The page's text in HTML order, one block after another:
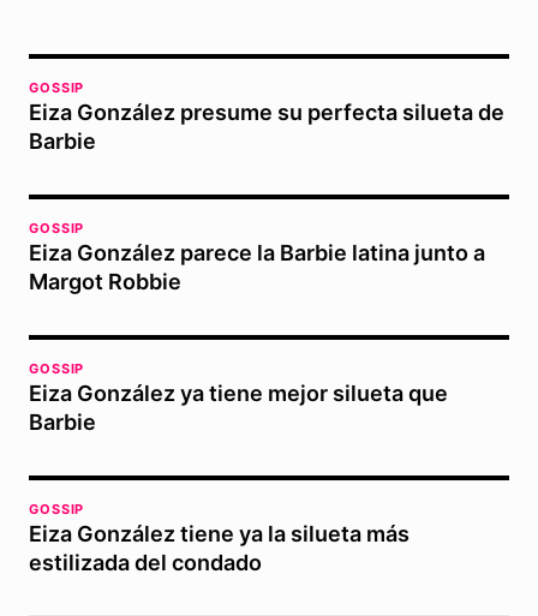
GOSSIP
Eiza González presume su perfecta silueta de
Barbie
GOSSIP
Eiza González parece la Barbie latina junto a
Margot Robbie
GOSSIP
Eiza González ya tiene mejor silueta que
Barbie
GOSSIP
Eiza González tiene ya la silueta más
estilizada del condado